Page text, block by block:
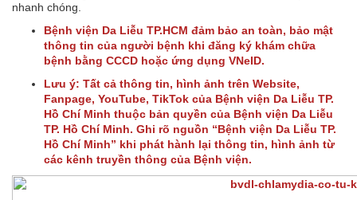
nhanh chóng.
Bệnh viện Da Liễu TP.HCM đảm bảo an toàn, bảo mật
thông tin của người bệnh khi đăng ký khám chữa
bệnh bằng CCCD hoặc ứng dụng VNeID.
Lưu ý: Tất cả thông tin, hình ảnh trên Website,
Fanpage, YouTube, TikTok của Bệnh viện Da Liễu TP.
Hồ Chí Minh thuộc bản quyền của Bệnh viện Da Liễu
TP. Hồ Chí Minh. Ghi rõ nguồn “Bệnh viện Da Liễu TP.
Hồ Chí Minh” khi phát hành lại thông tin, hình ảnh từ
các kênh truyền thông của Bệnh viện.